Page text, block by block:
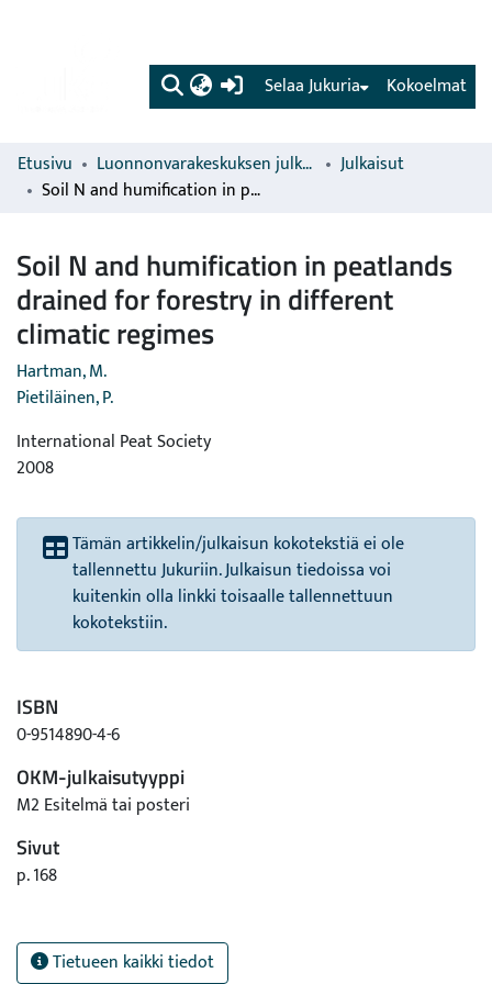
(current) Kokoelmat
Selaa Jukuria
Etusivu Luonnonvarakeskuksen julkaisut
Julkaisut
Soil N and humification in peatlands drained for forestry in different climatic regimes
Soil N and humification in peatlands
drained for forestry in different
climatic regimes
Hartman, M.
Pietiläinen, P.
International Peat Society
2008
Tämän artikkelin/julkaisun kokotekstiä ei ole
tallennettu Jukuriin. Julkaisun tiedoissa voi
kuitenkin olla linkki toisaalle tallennettuun
kokotekstiin.
ISBN
0-9514890-4-6
OKM-julkaisutyyppi
M2 Esitelmä tai posteri
Sivut
p. 168
Tietueen kaikki tiedot